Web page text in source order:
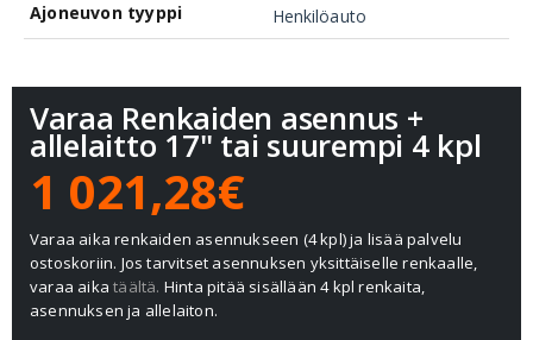
Ajoneuvon tyyppi
Henkilöauto
Varaa Renkaiden asennus +
allelaitto 17" tai suurempi 4 kpl
1 021,28€
Varaa aika renkaiden asennukseen (4 kpl) ja lisää palvelu
ostoskoriin. Jos tarvitset asennuksen yksittäiselle renkaalle,
varaa aikatäältä. Hinta pitää sisällään 4 kpl renkaita,
asennuksen ja allelaiton.